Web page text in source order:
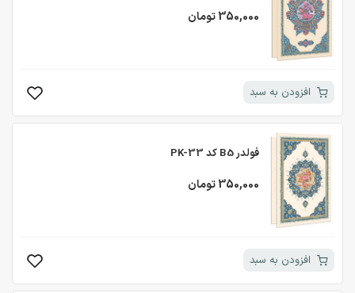
350,000 تومان
افزودن به سبد
فولدر B5 کد PK-33
350,000 تومان
افزودن به سبد